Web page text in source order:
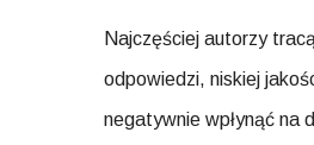
Najczęściej autorzy
odpowiedzi, niskiej
negatywnie wpłynąć na